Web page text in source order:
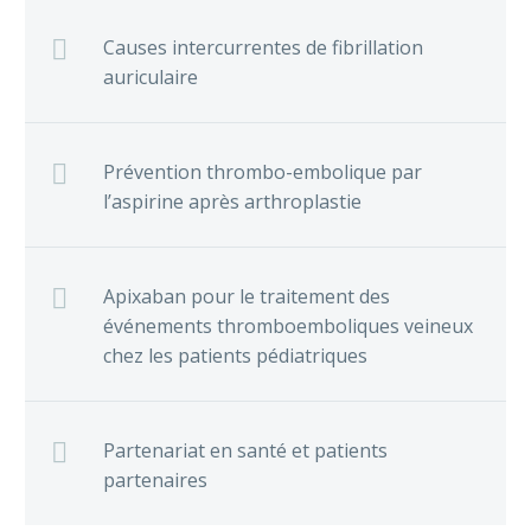
Causes intercurrentes de fibrillation
auriculaire
Prévention thrombo-embolique par
l’aspirine après arthroplastie
Apixaban pour le traitement des
événements thromboemboliques veineux
chez les patients pédiatriques
Partenariat en santé et patients
partenaires